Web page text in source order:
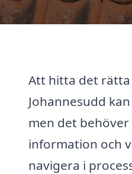
Att hitta det
Johannesudd
men det
information och
navigera i